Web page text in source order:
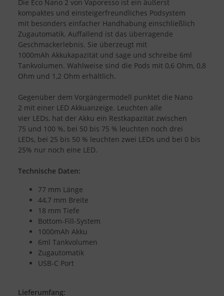
Die Eco Nano 2 von Vaporesso ist ein äußerst
kompaktes und einsteigerfreundliches Podsystem
mit besonders einfacher Handhabung einschließlich
Zugautomatik. Auffallend ist das überragende
Geschmackerlebnis. Sie überzeugt mit
1000mAh Akkukapazität und sage und schreibe 6ml
Tankvolumen. Wahlweise sind die Pods mit 0,6 Ohm, 0,8
Ohm und 1,2 Ohm erhältlich.
Gegenüber dem Vorgängermodell punktet die Nano
2 mit einer LED Akkuanzeige. Leuchten alle
vier LEDs, hat der Akku ein Restkapazität zwischen
75 und 100 %, bei 50 bis 75 % leuchten noch drei
LEDs, bei 25 bis 50 % leuchten zwei LEDs und bei 0 bis
25% nur noch eine LED.
Technische Daten:
77 mm Länge
44,7 mm Breite
18 mm Tiefe
Bottom-Fill-System
1000mAh Akku
6ml Tankvolumen
Zugautomatik
USB-C Port
Lieferumfang: